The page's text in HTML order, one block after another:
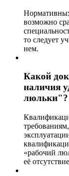
возможно
то следует
нем.
Какой
наличия
люльки"?
«рабочий
её